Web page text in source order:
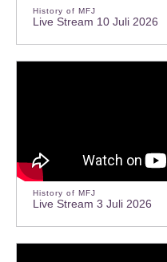
History of MFJ
Live Stream 10 Juli 2026
History of MFJ
Live Stream 3 Juli 2026